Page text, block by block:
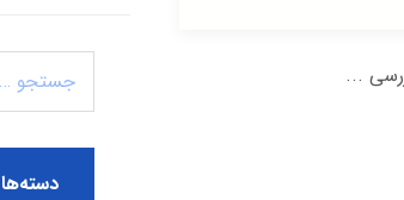
...
دسته‌ها